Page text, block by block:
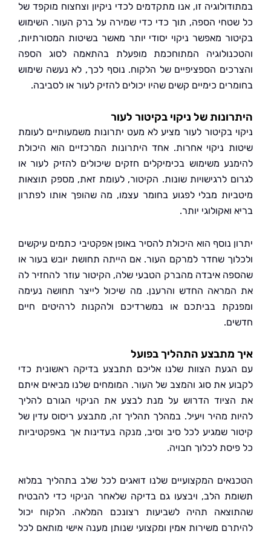
זו, אנו מתקדמים לכדי ניקיון וצחצוח מוקפד של
הספה, תוך כדי כדי שמירה על ברק העור. השימוש
מאפשר ניקוי יסודי יותר מאשר בשיטות המסורתיות,
המתוחכמת מופעלת בהתאמה לסוג הספה
הספציפיים של הלקוח. נוסף לכך, לא נעשה שימוש
כימיים קשים שהיו יכולים להזיק לעור או לסביבה.
של ניקוי בקיטור לעור
בקיטור לעור מציע לא מעט יתרונות משמעותיים לעומת
ניקוי אחרות. אחד היתרונות המרכזיים הוא היכולת
משימוש בכימיקלים חזקים שיכולים להזיק לעור או
לרגישויות שונות. הקיטור, לעומת זאת, מספק תוצאות
מבלי לפגוע בחומר עצמו, מה שהופך אותו לפתרון
יותר.
נוסף הוא היכולת להסיר באופן אפקטיבי כתמים עיקשים
שחדר למרקם העור. אם הייתה תחושת יובש בעור או
איבדה מהברק הטבעי שלה, הקיטור עוזר להחזיר לה
החדש והרענן. מה שיכול לייצר תחושה נעימה
בביתכם או במשרדיכם ולהקנות לרהיטים חיים
מתבצע התהליך בפועל
הצוות שלנו אליכם תתבצע בדיקה ראשונית כדי
את סוג והמצב של העור. המומחים שלנו מביאים איתם
הדרוש על מנת לבצע את הניקוי הגורם להליך
מהיר ויעיל. במהלך תהליך זה, מתבצע ריסוס עדין של
שמגיע לכל סיב וסיב, מנקה בעדינות אך באפקטיביות
לכלוך חבויה.
המקצועיים שלנו דואגים לכל שלב בתהליך במלוא
הלב, ויבצעו גם בדיקה שלאחר הניקוי כדי להבטיח
תהיה לשביעות רצונכם המלאה. הלקוח יכול
משירות אמין ומקצועי שנותן מענה אישי מותאם לכל